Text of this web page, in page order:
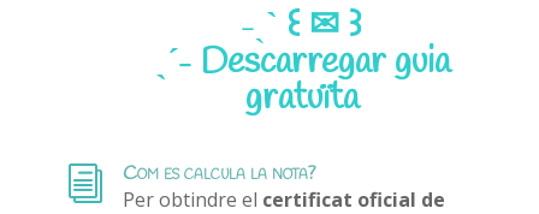
˗ˏˋ ꒰ ✉︎ ꒱
ˎˊ˗ Descarregar guia
gratuïta
i Com es calcula la nota?
Per obtindre el certificat oficial de